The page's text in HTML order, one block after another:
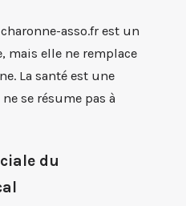
asso.fr est un
mais elle ne remplace
La santé est une
se résume pas à
du